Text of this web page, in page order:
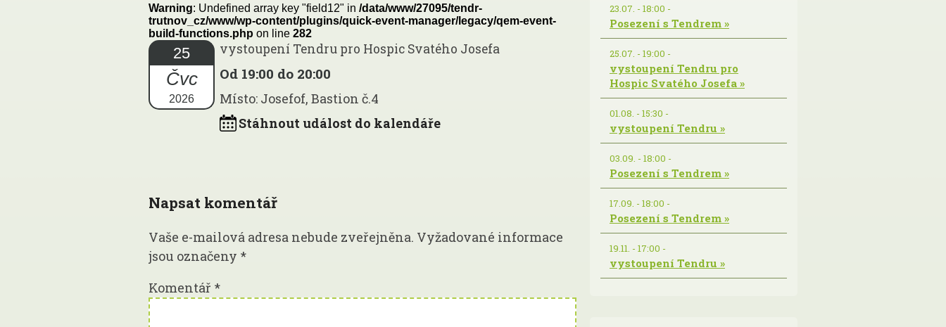
Warning: Undefined array key "field12" in/data/www/27095/tendr-
trutnov_cz/www/wp-content/plugins/quick-event-manager/legacy/qem-event-
build-functions.php on line282
25
Čvc
2026
vystoupení Tendru pro Hospic Svatého Josefa
Od 19:00 do 20:00
Místo: Josefof, Bastion č.4
Stáhnout událost do kalendáře
Napsat komentář
Vaše e-mailová adresa nebude zveřejněna. Vyžadované informace
jsou označeny *
Komentář *
23.07. - 18:00 -
Posezení s Tendrem »
25.07. - 19:00 -
vystoupení Tendru pro
Hospic Svatého Josefa »
01.08. - 15:30 -
vystoupení Tendru »
03.09. - 18:00 -
Posezení s Tendrem »
17.09. - 18:00 -
Posezení s Tendrem »
19.11. - 17:00 -
vystoupení Tendru »